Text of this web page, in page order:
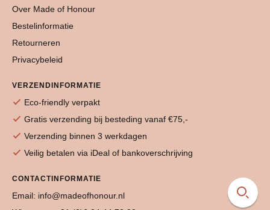
Over Made of Honour
Bestelinformatie
Retourneren
Privacybeleid
VERZENDINFORMATIE
Eco-friendly verpakt
Gratis verzending bij besteding vanaf €75,-
Verzending binnen 3 werkdagen
Veilig betalen via iDeal of bankoverschrijving
CONTACTINFORMATIE
Email: info@madeofhonour.nl